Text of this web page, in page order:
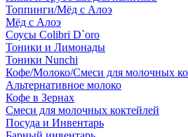
Топпинги/Мёд с Алоэ
Мёд с Алоэ
Соусы Colibri D`oro
Тоники и Лимонады
Тоники Nunchi
Кофе/Молоко/Смеси для молочных
Альтернативное молоко
Кофе в Зернах
Смеси для молочных коктейлей
Посуда и Инвентарь